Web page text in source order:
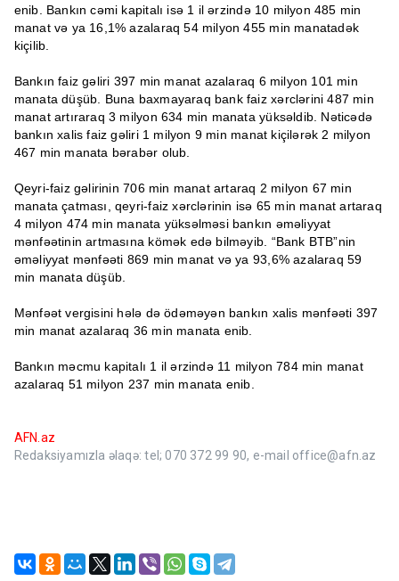
enib. Bankın cəmi kapitalı isə 1 il ərzində 10 milyon 485 min
manat və ya 16,1% azalaraq 54 milyon 455 min manatadək
kiçilib.
Bankın faiz gəliri 397 min manat azalaraq 6 milyon 101 min
manata düşüb. Buna baxmayaraq bank faiz xərclərini 487 min
manat artıraraq 3 milyon 634 min manata yüksəldib. Nəticədə
bankın xalis faiz gəliri 1 milyon 9 min manat kiçilərək 2 milyon
467 min manata bərabər olub.
Qeyri-faiz gəlirinin 706 min manat artaraq 2 milyon 67 min
manata çatması, qeyri-faiz xərclərinin isə 65 min manat artaraq
4 milyon 474 min manata yüksəlməsi bankın əməliyyat
mənfəətinin artmasına kömək edə bilməyib. “Bank BTB”nin
əməliyyat mənfəəti 869 min manat və ya 93,6% azalaraq 59
min manata düşüb.
Mənfəət vergisini hələ də ödəməyən bankın xalis mənfəəti 397
min manat azalaraq 36 min manata enib.
Bankın məcmu kapitalı 1 il ərzində 11 milyon 784 min manat
azalaraq 51 milyon 237 min manata enib.
AFN.az
Redaksiyamızla əlaqə: tel; 070 372 99 90, e-mail office@afn.az